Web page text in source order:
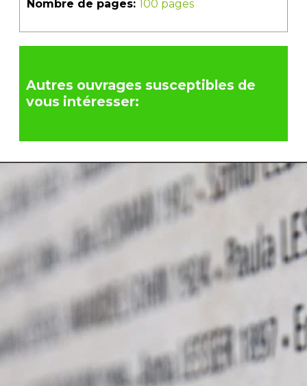
Nombre de pages: 100 pages
Autres ouvrages susceptibles de
vous intéresser: